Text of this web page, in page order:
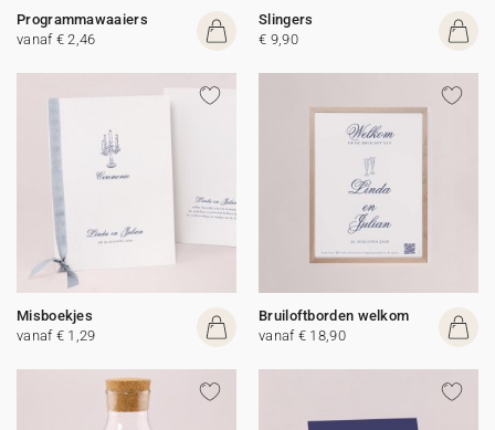
Programmawaaiers
vanaf € 2,46
Slingers
€ 9,90
Misboekjes
vanaf € 1,29
Bruiloftborden welkom
vanaf € 18,90